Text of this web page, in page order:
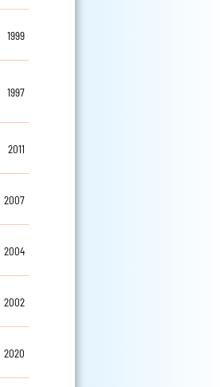
1999
1997
2011
2007
2004
2002
2020